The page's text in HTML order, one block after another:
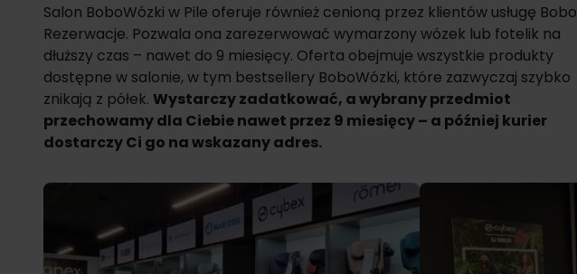
Salon BoboWózki w Pile oferuje również cenioną przez klientów usługę Bobo
Rezerwacje. Pozwala ona zarezerwować wymarzony wózek lub fotelik na
dłuższy czas – nawet do 9 miesięcy. Oferta obejmuje wszystkie produkty
dostępne w salonie, w tym bestsellery BoboWózki, które zazwyczaj szybko
znikają z półek. Wystarczy zadatkować, a wybrany przedmiot
przechowamy dla Ciebie nawet przez 9 miesięcy – a później kurier
dostarczy Ci go na wskazany adres.